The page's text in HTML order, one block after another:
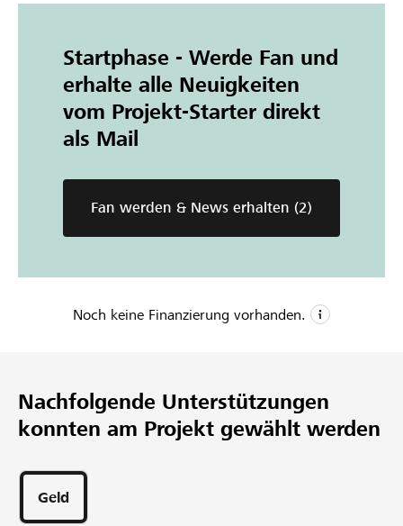
Startphase - Werde Fan und
erhalte alle Neuigkeiten
vom Projekt-Starter direkt
als Mail
Fan werden & News erhalten (2)
Noch keine Finanzierung vorhanden.
CHF 2’000
Wunschbetrag
Nachfolgende Unterstützungen
konnten am Projekt gewählt werden
Geld